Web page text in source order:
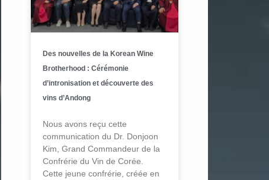
Des nouvelles de la Korean Wine
Brotherhood : Cérémonie
d’intronisation et découverte des
vins d’Andong
Nous avons reçu cette
communication du Dr. Donjoon
Kim, Grand Commandeur de la
Confrérie du Vin de Corée.
Cette jeune confrérie, créée en